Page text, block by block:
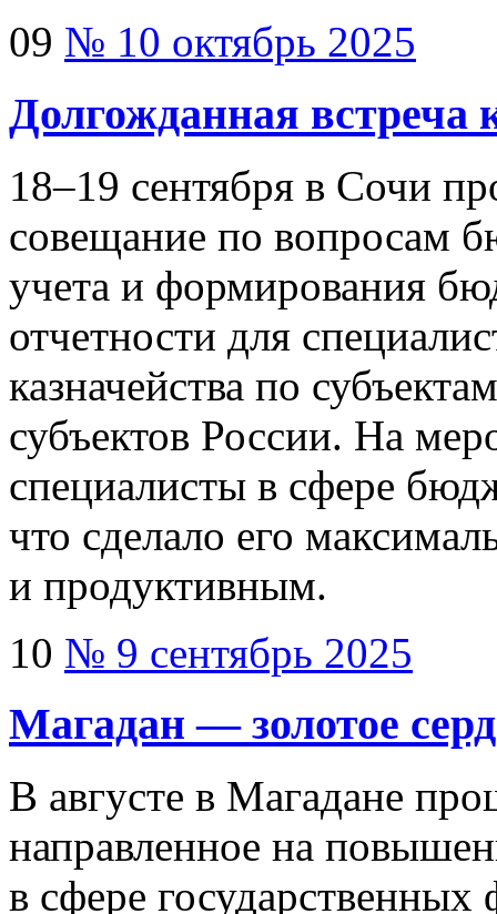
09 № 10 октябрь 2025
Долгожданная встреча
18–19 сентября в Сочи
совещание по вопросам
учета и формирования
отчетности для
казначейства по
субъектов России. На
специалисты в сфере
что сделало его
и продуктивным.
10 № 9 сентябрь 2025
Магадан — золотое
В августе в Магадане
направленное на
в сфере государственных